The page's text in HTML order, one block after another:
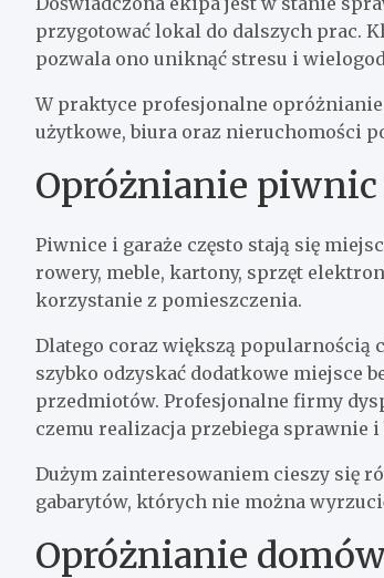
przygotować lokal do dalszych prac.
pozwala ono uniknąć stresu i
W praktyce profesjonalne
użytkowe, biura oraz nieruchomości
Opróżnianie
Piwnice i garaże często stają się
rowery, meble, kartony, sprzęt
korzystanie z pomieszczenia.
Dlatego coraz większą popularnością
szybko odzyskać dodatkowe miejsce
przedmiotów. Profesjonalne firmy
czemu realizacja przebiega sprawnie i
Dużym zainteresowaniem cieszy się
gabarytów, których nie można
Opróżnianie